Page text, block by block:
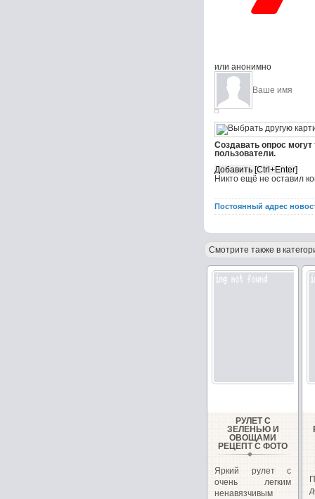
или анонимно
Создавать опрос
пользователи.
Никто ещё не оставил
Постоянный адрес
Смотрите также в
РУЛЕТ С
ЗЕЛЕНЬЮ И
ОВОЩАМИ
РЕЦЕПТ С ФОТО
Яркий рулет с
очень легким
ненавязчивым